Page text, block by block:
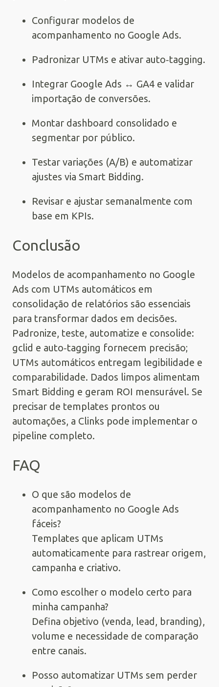
Configurar modelos de
acompanhamento no Google Ads.
Padronizar UTMs e ativar auto‑tagging.
Integrar Google Ads ↔ GA4 e validar
importação de conversões.
Montar dashboard consolidado e
segmentar por público.
Testar variações (A/B) e automatizar
ajustes via Smart Bidding.
Revisar e ajustar semanalmente com
base em KPIs.
Conclusão
Modelos de acompanhamento no Google
Ads com UTMs automáticos em
consolidação de relatórios são essenciais
para transformar dados em decisões.
Padronize, teste, automatize e consolide:
gclid e auto‑tagging fornecem precisão;
UTMs automáticos entregam legibilidade e
comparabilidade. Dados limpos alimentam
Smart Bidding e geram ROI mensurável. Se
precisar de templates prontos ou
automações, a Clinks pode implementar o
pipeline completo.
FAQ
O que são modelos de
acompanhamento no Google Ads
fáceis?
Templates que aplicam UTMs
automaticamente para rastrear origem,
campanha e criativo.
Como escolher o modelo certo para
minha campanha?
Defina objetivo (venda, lead, branding),
volume e necessidade de comparação
entre canais.
Posso automatizar UTMs sem perder